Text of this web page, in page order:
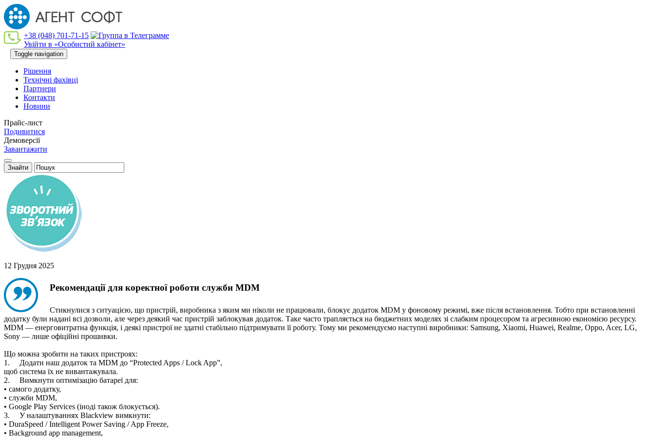
+38 (048) 701-71-15
Увійти в «Особистий кабінет»
Toggle navigation
Рішення
Технiчнi фахiвцi
Партнери
Контакти
Новини
Прайс-лист
Подивитися
Демоверсії
Завантажити
12 Грудня 2025
Рекомендації для коректної роботи служби MDM
Стикнулися з ситуацією, що пристрій, виробника з яким ми ніколи не працювали, блокує додаток MDM у фоновому режимі, вже після встановлення. Тобто при встановленні
додатку були надані всі дозволи, але через деякий час пристрій заблокував додаток. Таке часто трапляється на бюджетних моделях зі слабким процесором та агресивною економією ресурсу.
MDM — енерговитратна функція, і деякі пристрої не здатні стабільно підтримувати її роботу. Тому ми рекомендуємо наступні виробники: Samsung, Xiaomi, Huawei, Realme, Oppo, Acer, LG,
Sony — лише офіційні прошивки.
Що можна зробити на таких пристроях:
1.
Додати наш додаток та MDM до “Protected Apps / Lock App”,
щоб система їх не вивантажувала.
2.
Вимкнути оптимізацію батареї для:
• самого додатку,
• служби MDM,
• Google Play Services (іноді також блокується).
3.
У налаштуваннях Blackview вимкнути:
• DuraSpeed / Intelligent Power Saving / App Freeze,
• Background app management,